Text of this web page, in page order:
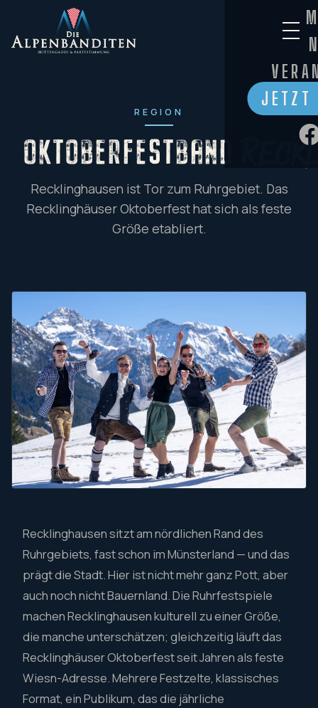
JETZT
REGION
OKTOBERFESTBAND
Recklinghausen ist Tor zum Ruhrgebiet. Das
Recklinghäuser Oktoberfest hat sich als feste
Größe etabliert.
Recklinghausen sitzt am nördlichen Rand des
Ruhrgebiets, fast schon im Münsterland — und das
prägt die Stadt. Hier ist nicht mehr ganz Pott, aber
auch noch nicht Bauernland. Die Ruhrfestspiele
machen Recklinghausen kulturell zu einer Größe,
die manche unterschätzen; gleichzeitig läuft das
Recklinghäuser Oktoberfest seit Jahren als feste
Wiesn-Adresse. Mehrere Festzelte, klassisches
Format, ein Publikum, das die jährliche